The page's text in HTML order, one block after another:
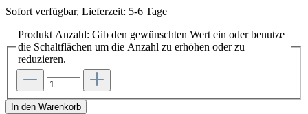
Sofort verfügbar, Lieferzeit: 5-6 Tage
Produkt Anzahl: Gib den gewünschten Wert ein oder benutze
die Schaltflächen um die Anzahl zu erhöhen oder zu
reduzieren.
In den Warenkorb